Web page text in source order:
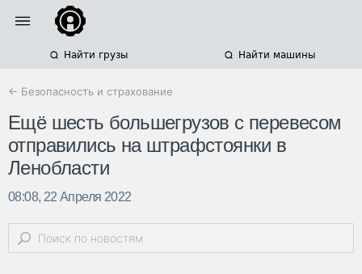
Найти грузы Найти машины
← Безопасность и страхование
Ещё шесть большегрузов с перевесом
отправились на штрафстоянки в
Ленобласти
08:08, 22 Апреля 2022